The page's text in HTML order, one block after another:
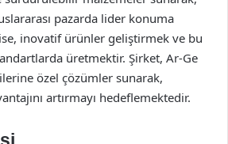
pazarda lider konuma
inovatif ürünler geliştirmek ve bu
üretmektir. Şirket, Ar-Ge
özel çözümler sunarak,
artırmayı hedeflemektedir.